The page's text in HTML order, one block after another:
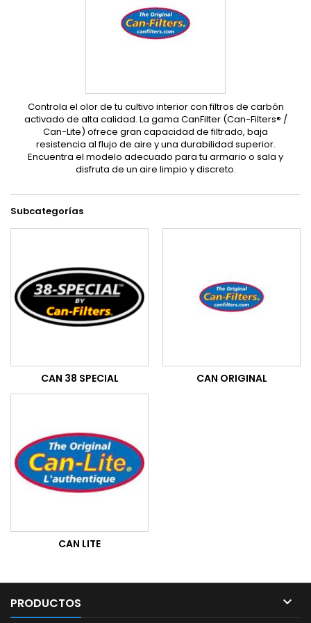
Controla el olor de tu cultivo interior con filtros de carbón
activado de alta calidad. La gama CanFilter (Can-Filters® /
Can-Lite) ofrece gran capacidad de filtrado, baja
resistencia al flujo de aire y una durabilidad superior.
Encuentra el modelo adecuado para tu armario o sala y
disfruta de un aire limpio y discreto.
Subcategorías
CAN 38 SPECIAL CAN ORIGINAL
CAN LITE
PRODUCTOS 